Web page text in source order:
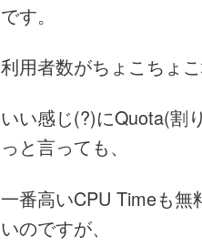
です。
利用者数がちょこちょ
いい感じ(?)にQuota(割
っと言っても、
一番高いCPU Timeも
いのですが、